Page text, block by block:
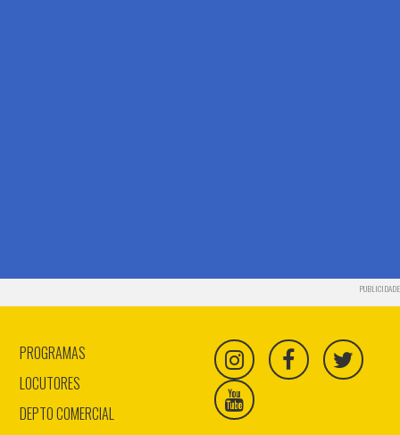
PUBLICIDADE
PROGRAMAS
LOCUTORES
DEPTO COMERCIAL